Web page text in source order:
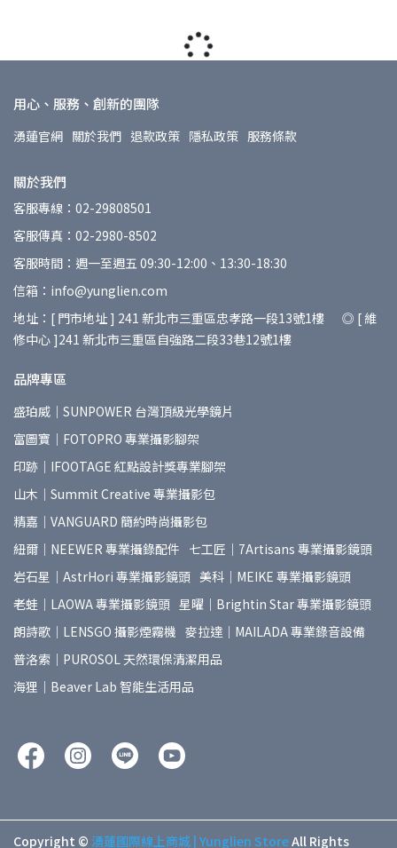
用心、服務、創新的團隊
湧蓮官網 關於我們 退款政策 隱私政策 服務條款
關於我們
客服專線：02-29808501
客服傳真：02-2980-8502
客服時間：週一至週五 09:30-12:00、13:30-18:30
信箱：info@yunglien.com
地址：[ 門市地址 ] 241 新北市三重區忠孝路一段13號1樓 ◎ [ 維
修中心 ]241 新北市三重區自強路二段33巷12號1樓
品牌專區
盛珀威｜SUNPOWER 台灣頂級光學鏡片
富圖寶｜FOTOPRO 專業攝影腳架
印跡｜IFOOTAGE 紅點設計獎專業腳架
山木｜Summit Creative 專業攝影包
精嘉｜VANGUARD 簡約時尚攝影包
紐爾｜NEEWER 專業攝錄配件 七工匠｜7Artisans 專業攝影鏡頭
岩石星｜AstrHori 專業攝影鏡頭 美科｜MEIKE 專業攝影鏡頭
老蛙｜LAOWA 專業攝影鏡頭 星曜｜Brightin Star 專業攝影鏡頭
朗詩歌｜LENSGO 攝影煙霧機 麥拉達｜MAILADA 專業錄音設備
普洛索｜PUROSOL 天然環保清潔用品
海狸｜Beaver Lab 智能生活用品
Copyright © 湧蓮國際線上商城 | Yunglien StoreAll Rights